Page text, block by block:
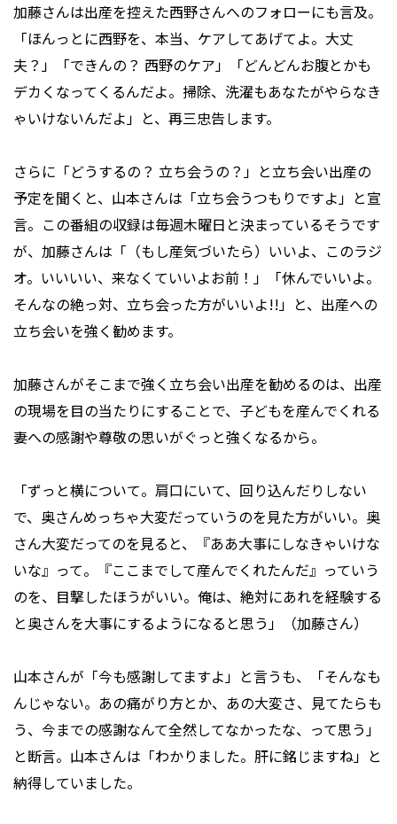
加藤さんは出産を控えた西野さんへのフォローにも言及。
「ほんっとに西野を、本当、ケアしてあげてよ。大丈
夫？」「できんの？ 西野のケア」「どんどんお腹とかも
デカくなってくるんだよ。掃除、洗濯もあなたがやらなき
ゃいけないんだよ」と、再三忠告します。
さらに「どうするの？ 立ち会うの？」と立ち会い出産の
予定を聞くと、山本さんは「立ち会うつもりですよ」と宣
言。この番組の収録は毎週木曜日と決まっているそうです
が、加藤さんは「（もし産気づいたら）いいよ、このラジ
オ。いいいい、来なくていいよお前！」「休んでいいよ。
そんなの絶っ対、立ち会った方がいいよ!!」と、出産への
立ち会いを強く勧めます。
加藤さんがそこまで強く立ち会い出産を勧めるのは、出産
の現場を目の当たりにすることで、子どもを産んでくれる
妻への感謝や尊敬の思いがぐっと強くなるから。
「ずっと横について。肩口にいて、回り込んだりしない
で、奥さんめっちゃ大変だっていうのを見た方がいい。奥
さん大変だってのを見ると、『ああ大事にしなきゃいけな
いな』って。『ここまでして産んでくれたんだ』っていう
のを、目撃したほうがいい。俺は、絶対にあれを経験する
と奥さんを大事にするようになると思う」（加藤さん）
山本さんが「今も感謝してますよ」と言うも、「そんなも
んじゃない。あの痛がり方とか、あの大変さ、見てたらも
う、今までの感謝なんて全然してなかったな、って思う」
と断言。山本さんは「わかりました。肝に銘じますね」と
納得していました。